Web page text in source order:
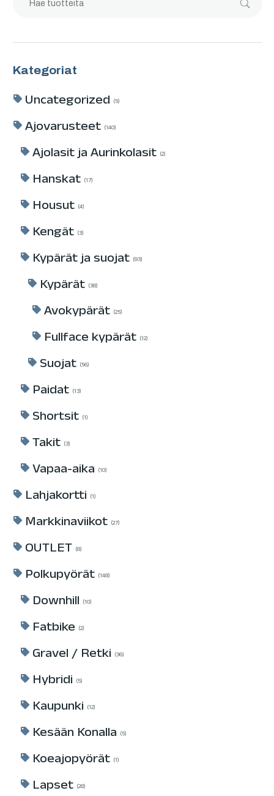
Kategoriat
Uncategorized 5
Ajovarusteet 140
Ajolasit ja Aurinkolasit 2
Hanskat 17
Housut 4
Kengät 3
Kypärät ja suojat 93
Kypärät 38
Avokypärät 25
Fullface kypärät 12
Suojat 56
Paidat 13
Shortsit 1
Takit 3
Vapaa-aika 10
Lahjakortti 1
Markkinaviikot 27
OUTLET 8
Polkupyörät 148
Downhill 10
Fatbike 2
Gravel / Retki 36
Hybridi 5
Kaupunki 12
Kesään Konalla 5
Koeajopyörät 1
Lapset 28